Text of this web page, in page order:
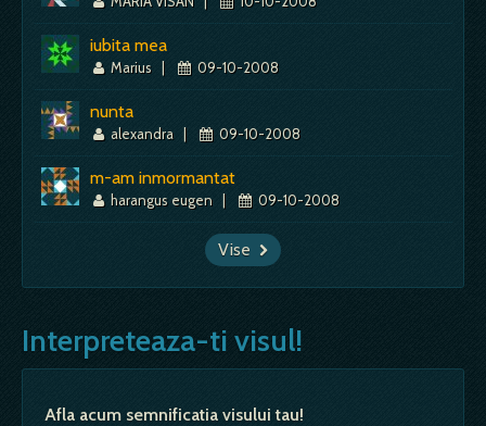
iubita mea
Marius | 09-10-2008
nunta
alexandra | 09-10-2008
m-am inmormantat
harangus eugen | 09-10-2008
Vise
Interpreteaza-ti visul!
Afla acum semnificatia visului tau!